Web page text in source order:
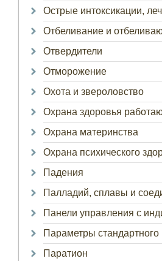
Острые интоксикации,
Отбеливание и
Отвердители
Отморожение
Охота и звероловство
Охрана здоровья
Охрана материнства
Охрана психического
Падения
Палладий, сплавы и
Панели управления с
Параметры стандартного
Паратион